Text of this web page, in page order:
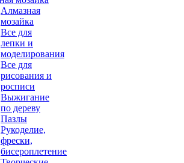
Алмазная
мозайка
Все для
лепки и
моделирования
Все для
рисования и
росписи
Выжигание
по дереву
Пазлы
Рукоделие,
фрески,
бисероплетение